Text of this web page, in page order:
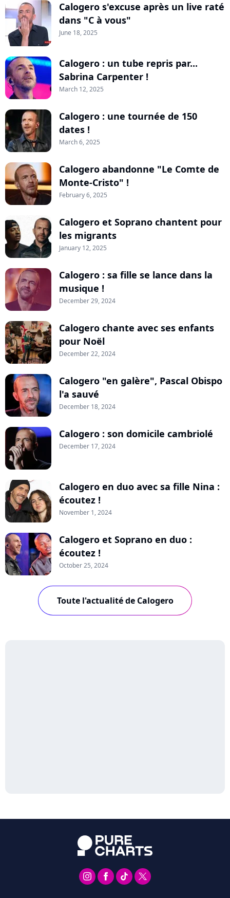
Calogero s'excuse après un live raté
dans "C à vous"
June 18, 2025
Calogero : un tube repris par...
Sabrina Carpenter !
March 12, 2025
Calogero : une tournée de 150
dates !
March 6, 2025
Calogero abandonne "Le Comte de
Monte-Cristo" !
February 6, 2025
Calogero et Soprano chantent pour
les migrants
January 12, 2025
Calogero : sa fille se lance dans la
musique !
December 29, 2024
Calogero chante avec ses enfants
pour Noël
December 22, 2024
Calogero "en galère", Pascal Obispo
l'a sauvé
December 18, 2024
Calogero : son domicile cambriolé
December 17, 2024
Calogero en duo avec sa fille Nina :
écoutez !
November 1, 2024
Calogero et Soprano en duo :
écoutez !
October 25, 2024
Toute l'actualité de Calogero